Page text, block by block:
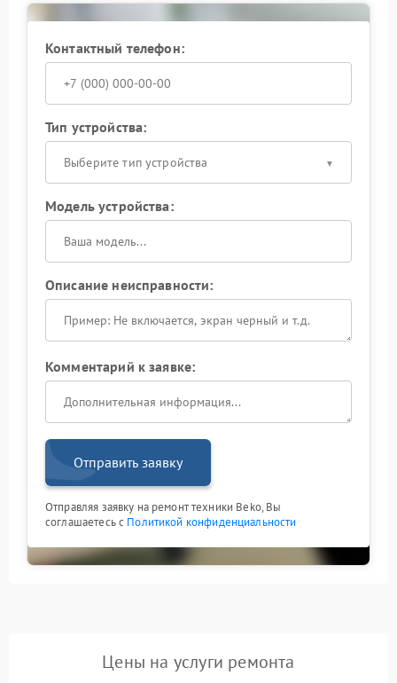
Контактный телефон:
Тип устройства:
Выберите тип устройства
Модель устройства:
Описание неисправности:
Комментарий к заявке:
Отправить заявку
Отправляя заявку на ремонт техники Beko, Вы
соглашаетесь с Политикой конфиденциальности
Цены на услуги ремонта